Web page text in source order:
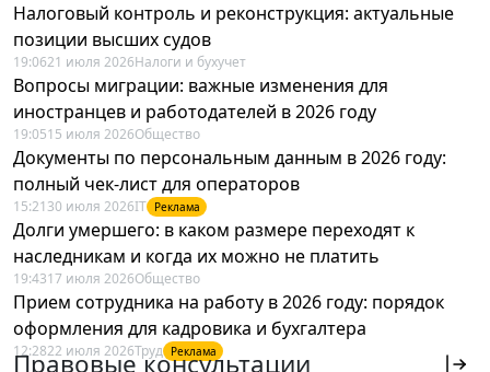
Налоговый контроль и реконструкция: актуальные
позиции высших судов
19:0621 июля 2026Налоги и бухучет
Вопросы миграции: важные изменения для
иностранцев и работодателей в 2026 году
19:0515 июля 2026Общество
Документы по персональным данным в 2026 году:
полный чек-лист для операторов
15:21 30 июля 2026IT Реклама
Долги умершего: в каком размере переходят к
наследникам и когда их можно не платить
19:4317 июля 2026Общество
Прием сотрудника на работу в 2026 году: порядок
оформления для кадровика и бухгалтера
12:2822 июля 2026Труд Реклама
Правовые консультации